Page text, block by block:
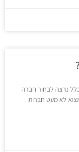
נרצה לבחור חברה
לא מעט חברות